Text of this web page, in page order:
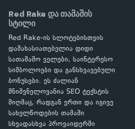
Red Rake და თამაშის
სტილი
Red Rake-ის სლოტებისთვის
დამახასიათებელია დიდი
სათამაშო ველები, საინტერესო
სიმბოლოები და განსხვავებული
ბონუსები. ეს ძალიან
მნიშვნელოვანია SEO ტექსტის
მიღმაც, რადგან ერთი და იგივე
სახელწოდების თამაში
სხვადასხვა პროვაიდერში